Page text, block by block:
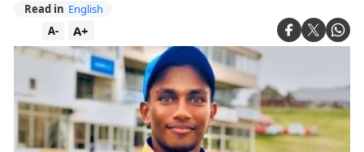
Read in English
A+
A-